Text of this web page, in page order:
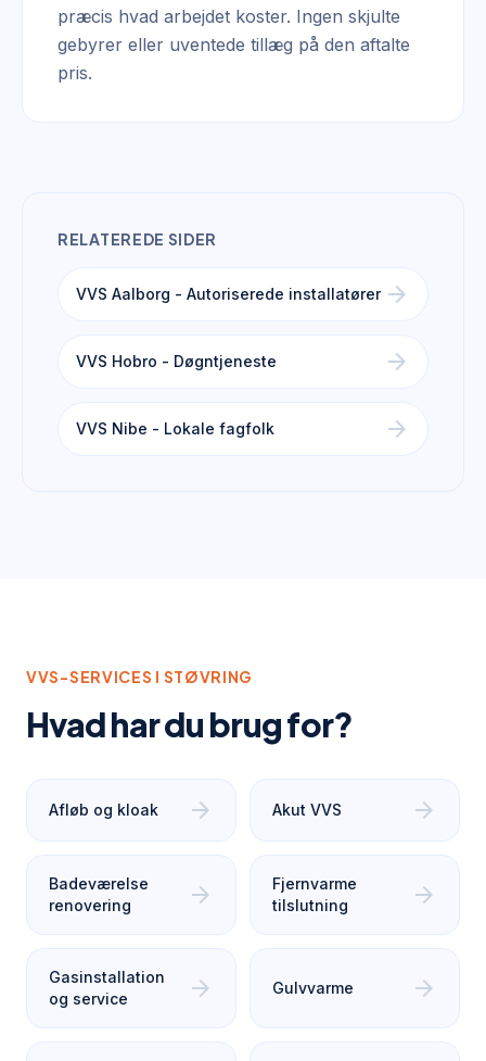
præcis hvad arbejdet koster. Ingen skjulte
gebyrer eller uventede tillæg på den aftalte
pris.
RELATEREDE SIDER
VVS Aalborg - Autoriserede installatører arrow_forward
VVS Hobro - Døgntjeneste arrow_forward
VVS Nibe - Lokale fagfolk arrow_forward
VVS-SERVICES I STØVRING
Hvad har du brug for?
Afløb og kloak arrow_forward Akut VVS arrow_forward
Badeværelse
renovering
arrow_forward
Fjernvarme
tilslutning
arrow_forward
Gasinstallation
og service
arrow_forward Gulvvarme arrow_forward